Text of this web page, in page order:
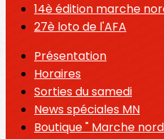
14è édition marche
27è loto de l'AFA
Présentation
Horaires
Sorties du samedi
News spéciales MN
Boutique " Marche